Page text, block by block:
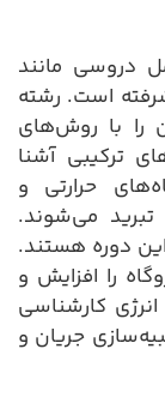
دروسی مانند
است. رشته
را با روش‌های
ترکیبی آشنا
حرارتی و
می‌شوند.
دوره هستند.
را افزایش و
کارشناسی
جریان و